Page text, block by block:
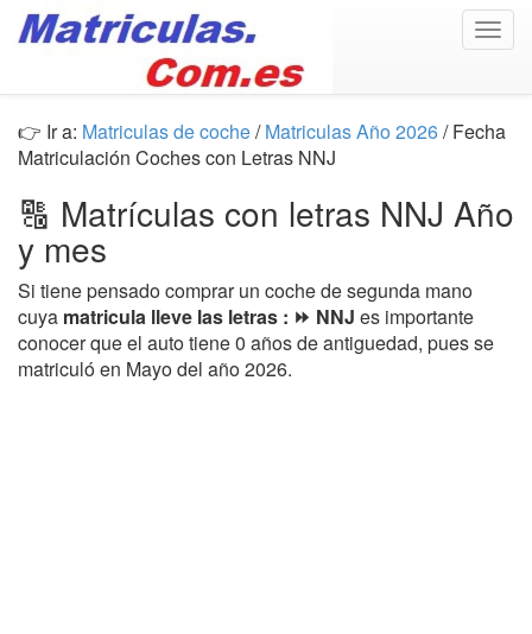
👉 Ir a: Matriculas de coche/Matriculas Año 2026/ Fecha
Matriculación Coches con Letras NNJ
🔠 Matrículas con letras NNJ Año
y mes
Si tiene pensado comprar un coche de segunda mano
cuya matricula lleve las letras : ⏩ NNJ es importante
conocer que el auto tiene 0 años de antiguedad, pues se
matriculó en Mayo del año 2026.